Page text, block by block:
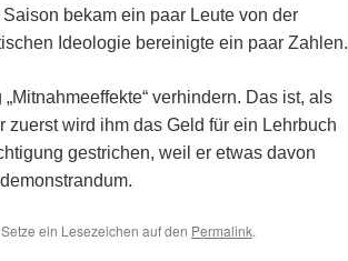
bekam ein paar Leute von der
Ideologie bereinigte ein paar Zahlen.
verhindern. Das ist, als
wird ihm das Geld für ein Lehrbuch
gestrichen, weil er etwas davon
ein Lesezeichen auf den Permalink.